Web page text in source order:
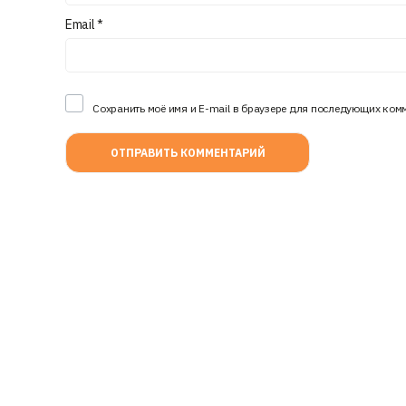
Email*
Сохранить моё имя и E-mail в браузере для последующих